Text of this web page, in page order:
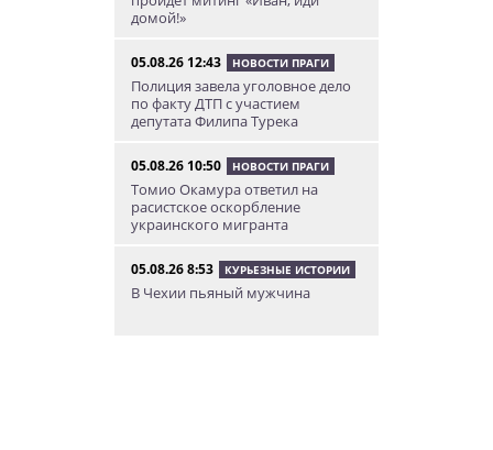
домой!»
05.08.26 12:43 НОВОСТИ ПРАГИ
Полиция завела уголовное дело
по факту ДТП с участием
депутата Филипа Турека
05.08.26 10:50 НОВОСТИ ПРАГИ
Томио Окамура ответил на
расистское оскорбление
украинского мигранта
05.08.26 8:53 КУРЬЕЗНЫЕ ИСТОРИИ
В Чехии пьяный мужчина